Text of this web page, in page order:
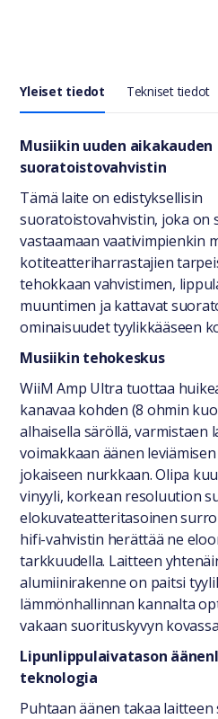
Yleiset tiedot Tekniset tiedot
Yleiset tiedot
Musiikin uuden aikakauden
suoratoistovahvistin
Tämä laite on edistyksellisin
suoratoistovahvistin, joka on
vastaamaan vaativimpienkin
kotiteatteriharrastajien
tehokkaan vahvistimen,
muuntimen ja kattavat
ominaisuudet tyylikkääseen
Musiikin tehokeskus
WiiM Amp Ultra tuottaa
kanavaa kohden (8 ohmin
alhaisella säröllä, varmistaen
voimakkaan äänen
jokaiseen nurkkaan. Olipa
vinyyli, korkean resoluution
elokuvateatteritasoinen
hifi-vahvistin herättää ne
tarkkuudella. Laitteen
alumiinirakenne on paitsi
lämmönhallinnan kannalta
vakaan suorituskyvyn
Lipunlippulaivatason
teknologia
Puhtaan äänen takaa laitteen